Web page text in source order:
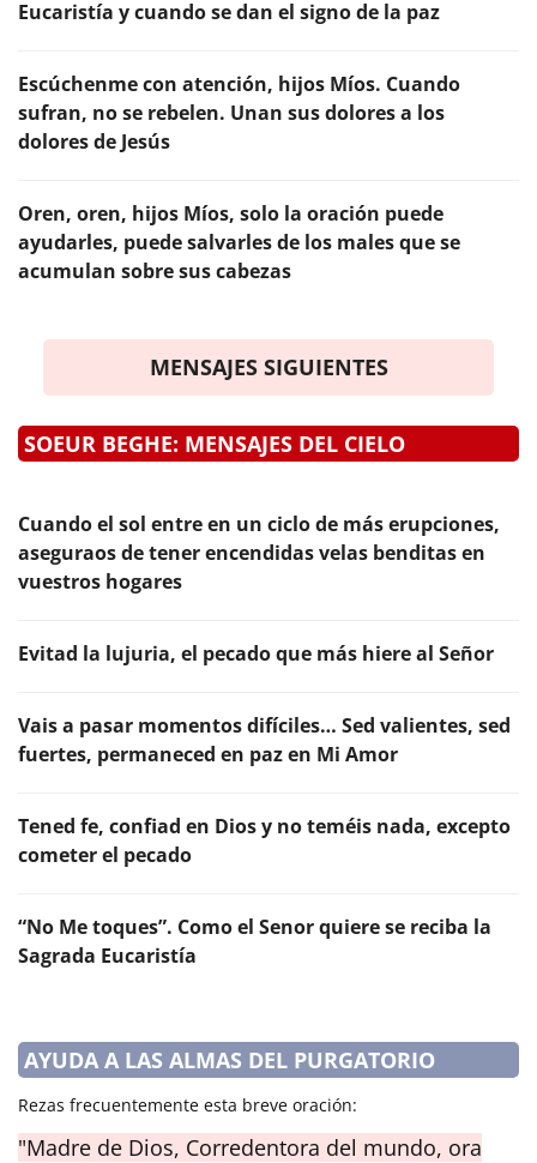
Eucaristía y cuando se dan el signo de la paz
Escúchenme con atención, hijos Míos. Cuando
sufran, no se rebelen. Unan sus dolores a los
dolores de Jesús
Oren, oren, hijos Míos, solo la oración puede
ayudarles, puede salvarles de los males que se
acumulan sobre sus cabezas
MENSAJES SIGUIENTES
SOEUR BEGHE: MENSAJES DEL CIELO
Cuando el sol entre en un ciclo de más erupciones,
aseguraos de tener encendidas velas benditas en
vuestros hogares
Evitad la lujuria, el pecado que más hiere al Señor
Vais a pasar momentos difíciles… Sed valientes, sed
fuertes, permaneced en paz en Mi Amor
Tened fe, confiad en Dios y no teméis nada, excepto
cometer el pecado
“No Me toques”. Como el Senor quiere se reciba la
Sagrada Eucaristía
AYUDA A LAS ALMAS DEL PURGATORIO
Rezas frecuentemente esta breve oración:
"Madre de Dios, Corredentora del mundo, ora